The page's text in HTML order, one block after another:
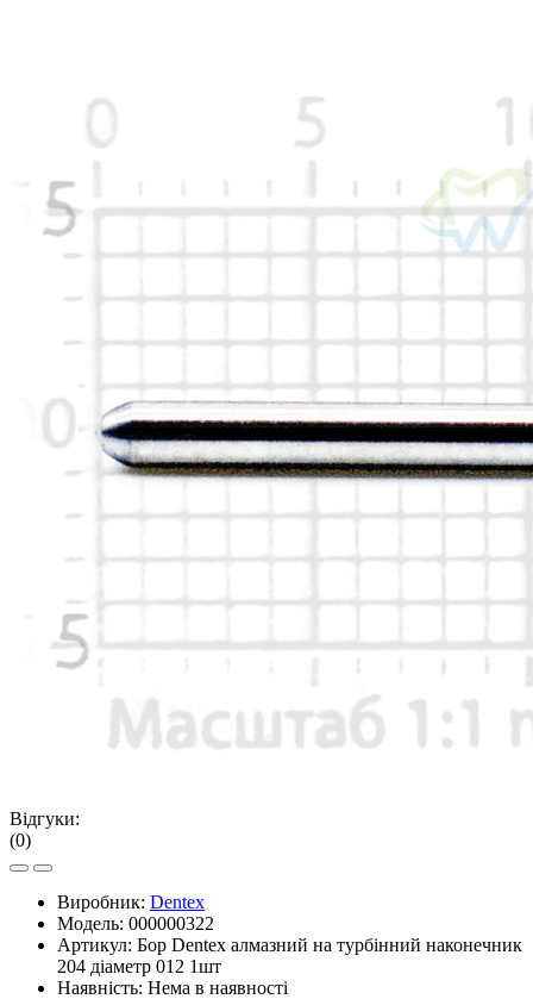
Відгуки:
(0)
Виробник: Dentex
Модель: 000000322
Артикул: Бор Dentex алмазний на турбінний наконечник
204 діаметр 012 1шт
Наявність: Нема в наявності